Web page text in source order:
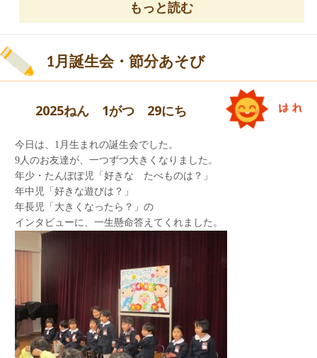
さぁ、今度はお家の方に見てもらいましょう
もっと読む
1月誕生会・節分あそび
2025ねん 1がつ 29にち
今日は、1月生まれの誕生会でした。
9人のお友達が、一つずつ大きくなりました。
年少・たんぽぽ児「好きな たべものは？」
年中児「好きな遊びは？」
年長児「大きくなったら？」の
インタビューに、一生懸命答えてくれました。